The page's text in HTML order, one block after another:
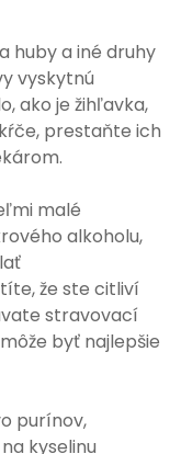
huby a iné druhy
vyskytnú
ako je žihľavka,
prestaňte ich
malé
alkoholu,
že ste citliví
stravovací
byť najlepšie
purínov,
kyselinu